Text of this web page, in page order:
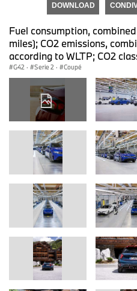
DOWNLOAD
Fuel consumption,
miles); CO2 emissions,
according to WLTP; CO2
G42 · Serie 2 · Coupé